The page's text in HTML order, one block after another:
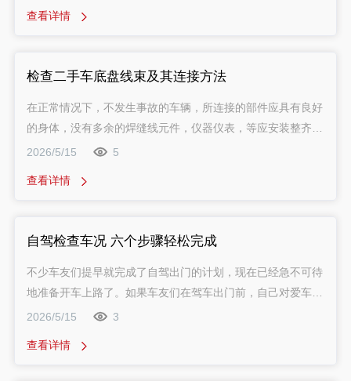
的买车忠告：只买对的，不选贵的。
查看详情
检查二手车底盘线束及其连接方法
在正常情况下，不发生事故的车辆，所连接的部件应具有良好
的身体，没有多余的焊缝线元件，仪器仪表，等应安装整齐，
新旧程度接近。因此，在二手车底盘检查，应仔细观察是否漏
否焊接痕迹，水平和垂直杆，转向节臂球头销有无裂纹和车辆
2026/5/15 5
查看详情
自驾检查车况 六个步骤轻松完成
不少车友们提早就完成了自驾出门的计划，现在已经急不可待
地准备开车上路了。如果车友们在驾车出门前，自己对爱车进
行一下小体检，就可以避免很多路上不必要的麻烦与耽搁。估
轻松、快速地完成检查，让整个旅途倍加省心。
2026/5/15 3
查看详情